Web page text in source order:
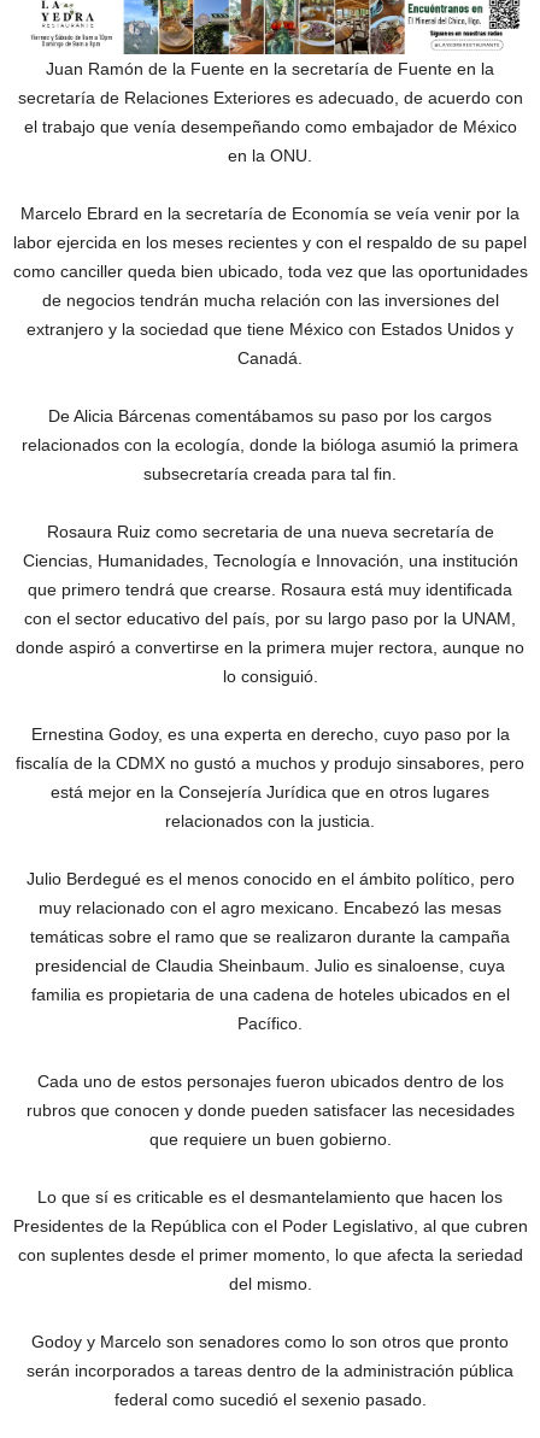
Juan Ramón de la Fuente en la secretaría de Fuente en la
secretaría de Relaciones Exteriores es adecuado, de acuerdo con
el trabajo que venía desempeñando como embajador de México
en la ONU.
Marcelo Ebrard en la secretaría de Economía se veía venir por la
labor ejercida en los meses recientes y con el respaldo de su papel
como canciller queda bien ubicado, toda vez que las oportunidades
de negocios tendrán mucha relación con las inversiones del
extranjero y la sociedad que tiene México con Estados Unidos y
Canadá.
De Alicia Bárcenas comentábamos su paso por los cargos
relacionados con la ecología, donde la bióloga asumió la primera
subsecretaría creada para tal fin.
Rosaura Ruiz como secretaria de una nueva secretaría de
Ciencias, Humanidades, Tecnología e Innovación, una institución
que primero tendrá que crearse. Rosaura está muy identificada
con el sector educativo del país, por su largo paso por la UNAM,
donde aspiró a convertirse en la primera mujer rectora, aunque no
lo consiguió.
Ernestina Godoy, es una experta en derecho, cuyo paso por la
fiscalía de la CDMX no gustó a muchos y produjo sinsabores, pero
está mejor en la Consejería Jurídica que en otros lugares
relacionados con la justicia.
Julio Berdegué es el menos conocido en el ámbito político, pero
muy relacionado con el agro mexicano. Encabezó las mesas
temáticas sobre el ramo que se realizaron durante la campaña
presidencial de Claudia Sheinbaum. Julio es sinaloense, cuya
familia es propietaria de una cadena de hoteles ubicados en el
Pacífico.
Cada uno de estos personajes fueron ubicados dentro de los
rubros que conocen y donde pueden satisfacer las necesidades
que requiere un buen gobierno.
Lo que sí es criticable es el desmantelamiento que hacen los
Presidentes de la República con el Poder Legislativo, al que cubren
con suplentes desde el primer momento, lo que afecta la seriedad
del mismo.
Godoy y Marcelo son senadores como lo son otros que pronto
serán incorporados a tareas dentro de la administración pública
federal como sucedió el sexenio pasado.